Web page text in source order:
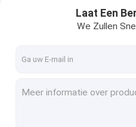
Fabrieksreis
Kwaliteitscontrole
Laat Een
We Zullen